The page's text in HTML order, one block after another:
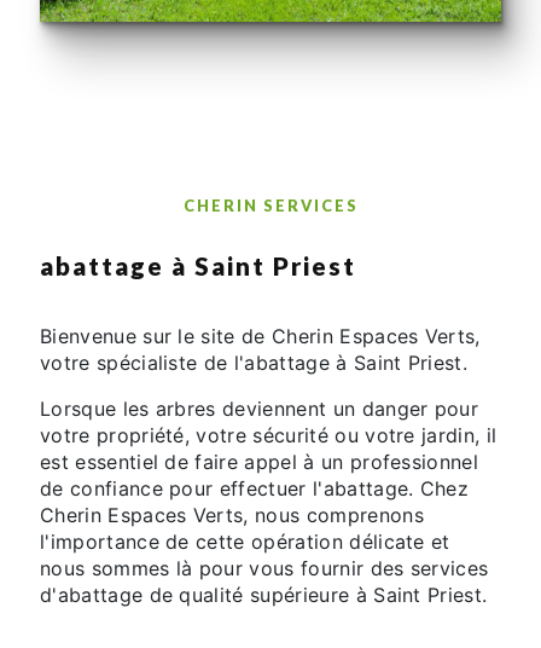
CHERIN SERVICES
abattage à Saint Priest
Bienvenue sur le site de Cherin Espaces Verts,
votre spécialiste de l'abattage à Saint Priest.
Lorsque les arbres deviennent un danger pour
votre propriété, votre sécurité ou votre jardin, il
est essentiel de faire appel à un professionnel
de confiance pour effectuer l'abattage. Chez
Cherin Espaces Verts, nous comprenons
l'importance de cette opération délicate et
nous sommes là pour vous fournir des services
d'abattage de qualité supérieure à Saint Priest.